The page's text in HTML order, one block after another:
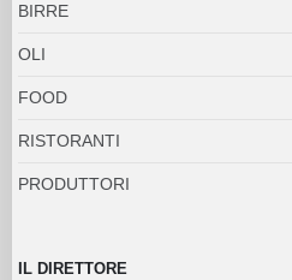
BIRRE
OLI
FOOD
RISTORANTI
PRODUTTORI
IL DIRETTORE